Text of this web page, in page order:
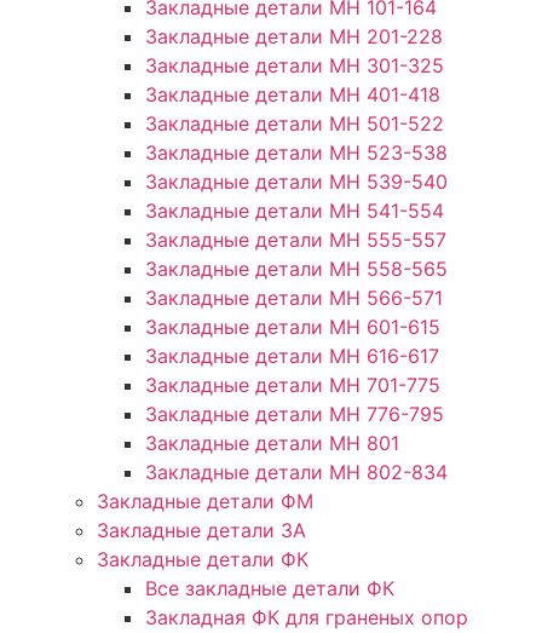
Закладные детали МН 101-164
Закладные детали МН 201-228
Закладные детали МН 301-325
Закладные детали МН 401-418
Закладные детали МН 501-522
Закладные детали МН 523-538
Закладные детали МН 539-540
Закладные детали МН 541-554
Закладные детали МН 555-557
Закладные детали МН 558-565
Закладные детали МН 566-571
Закладные детали МН 601-615
Закладные детали МН 616-617
Закладные детали МН 701-775
Закладные детали МН 776-795
Закладные детали МН 801
Закладные детали МН 802-834
Закладные детали ФМ
Закладные детали ЗА
Закладные детали ФК
Все закладные детали ФК
Закладная ФК для граненых опор